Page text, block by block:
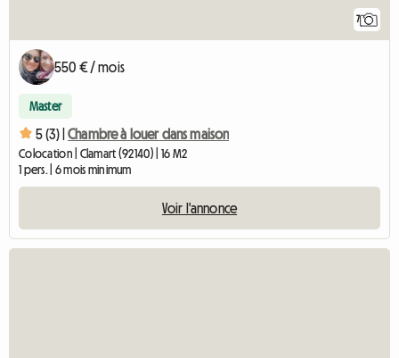
7
550 € / mois
Master
5 (3) | Chambre à louer dans maison
Colocation | Clamart (92140) | 16 M2
1 pers. | 6 mois minimum
Voir l'annonce